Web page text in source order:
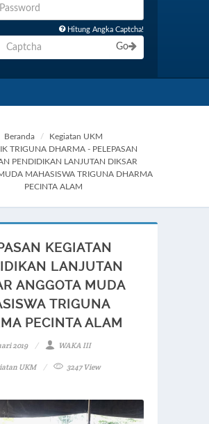
Hitung Angka Captcha!
Go
Beranda
Kegiatan UKM
TRIGUNA DHARMA - PELEPASAN
PENDIDIKAN LANJUTAN DIKSAR
MAHASISWA TRIGUNA DHARMA
PECINTA ALAM
KEGIATAN
LANJUTAN
ANGGOTA MUDA
TRIGUNA
PECINTA ALAM
2019 WAKA III
UKM 3247 View